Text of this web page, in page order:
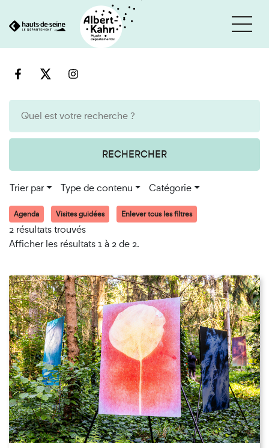
au
RECHERCHER
Trier par Type de contenu Catégorie
Agenda Visites guidées Enlever tous les filtres
2 résultats trouvés
Afficher les résultats 1 à 2 de 2.
Cookies et traceurs utilisés sur ce site